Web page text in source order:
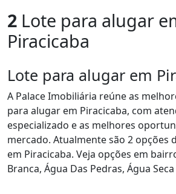
2 Lote para alugar
Piracicaba
Lote para alugar em
A Palace Imobiliária reúne as
para alugar em Piracicaba, com
especializado e as melhores
mercado. Atualmente são 2 opções
em Piracicaba. Veja opções em
Branca, Água Das Pedras, Água